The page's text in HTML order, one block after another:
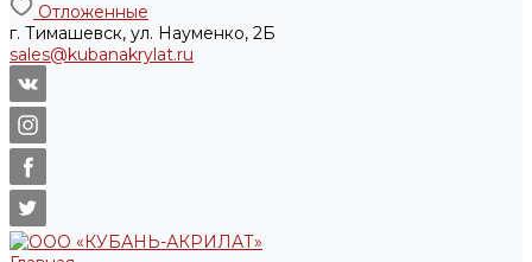
Отложенные
г. Тимашевск, ул. Науменко, 2Б
sales@kubanakrylat.ru